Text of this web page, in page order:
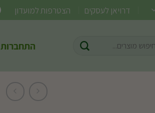
דרויאן לעסקים הצטרפות למועדון
התחברות